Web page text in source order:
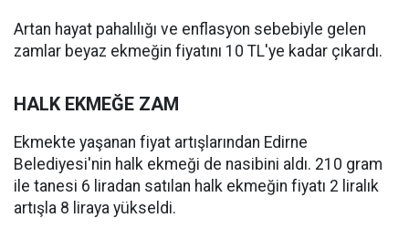
Artan hayat pahalılığı ve enflasyon sebebiyle gelen
zamlar beyaz ekmeğin fiyatını 10 TL'ye kadar çıkardı.
HALK EKMEĞE ZAM
Ekmekte yaşanan fiyat artışlarından Edirne
Belediyesi'nin halk ekmeği de nasibini aldı. 210 gram
ile tanesi 6 liradan satılan halk ekmeğin fiyatı 2 liralık
artışla 8 liraya yükseldi.